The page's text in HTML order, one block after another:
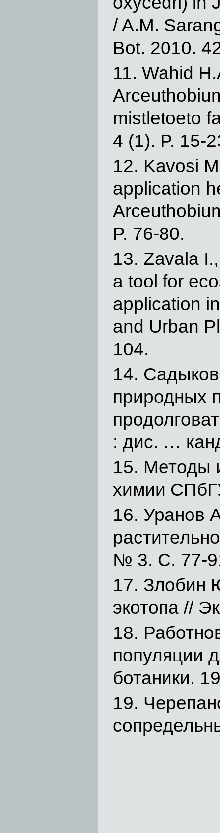
/ A.M.
Bot. 2010.
Wahid
mistletoeto
4 (1). P. 15-
Kavosi
application
P. 76-80.
Zavala
a tool for
application
and Urban
104.
природных
: дис. …
Методы
химии
Уранов
№ 3. С. 77-
Злобин
экотопа //
популяции
ботаники.